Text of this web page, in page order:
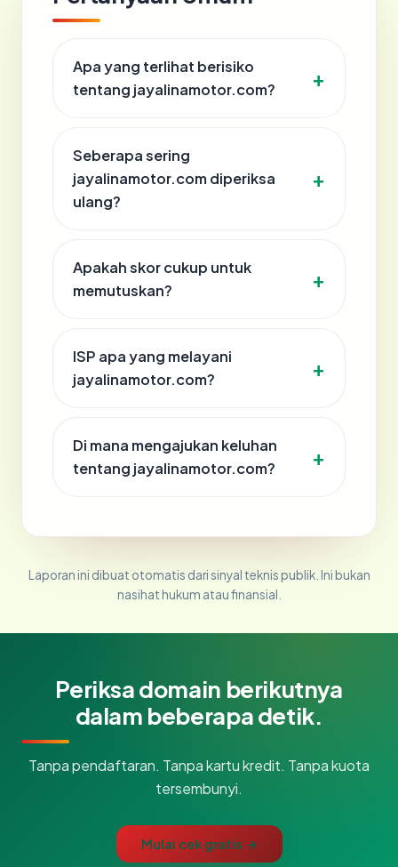
Apa yang terlihat berisiko
tentang jayalinamotor.com?
Seberapa sering
jayalinamotor.com diperiksa
ulang?
Apakah skor cukup untuk
memutuskan?
ISP apa yang melayani
jayalinamotor.com?
Di mana mengajukan keluhan
tentang jayalinamotor.com?
Laporan ini dibuat otomatis dari sinyal teknis publik. Ini bukan
nasihat hukum atau finansial.
Periksa domain berikutnya
dalam beberapa detik.
Tanpa pendaftaran. Tanpa kartu kredit. Tanpa kuota
tersembunyi.
Mulai cek gratis →